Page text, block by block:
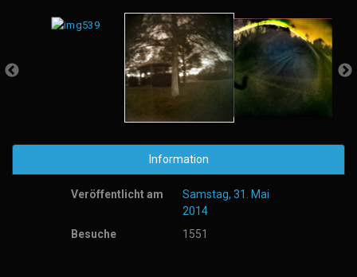
Information
Veröffentlicht am
Samstag, 31. Mai
2014
Besuche
1551